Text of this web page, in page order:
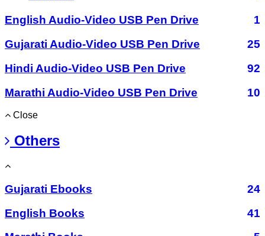
English Audio-Video USB Pen Drive
1
Gujarati Audio-Video USB Pen Drive
25
Hindi Audio-Video USB Pen Drive
92
Marathi Audio-Video USB Pen Drive
10
Close
Others
Gujarati Ebooks
24
English Books
41